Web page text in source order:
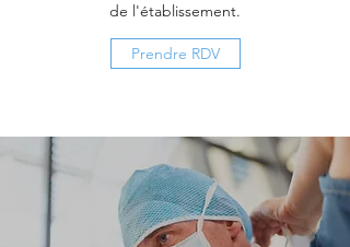
de l'établissement.
Prendre RDV